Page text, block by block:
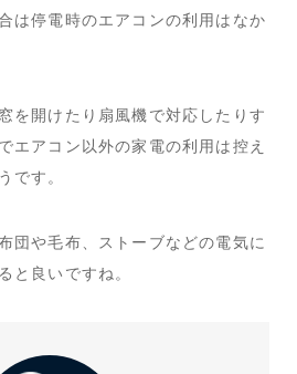
は停電時のエアコンの利用はなか
を開けたり扇風機で対応したりす
エアコン以外の家電の利用は控え
です。
団や毛布、ストーブなどの電気に
と良いですね。